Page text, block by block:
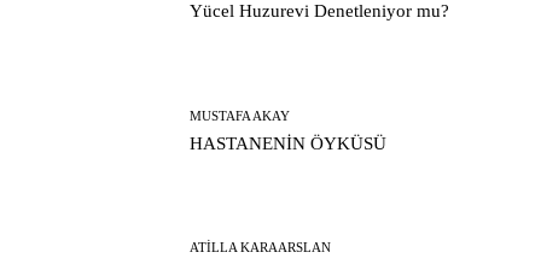
Yücel Huzurevi Denetleniyor mu?
MUSTAFA AKAY
HASTANENİN ÖYKÜSÜ
ATILLA KARAARSLAN